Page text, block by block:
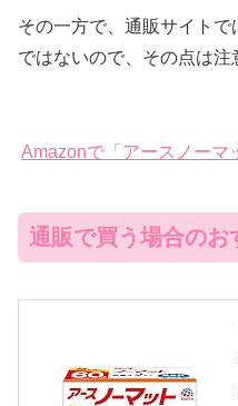
その一方で、通販サイト
ではないので、その点は注
Amazonで「アースノーマ
通販で買う場合のお